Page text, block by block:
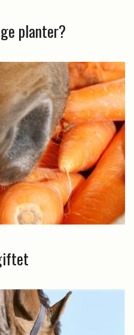
planter?